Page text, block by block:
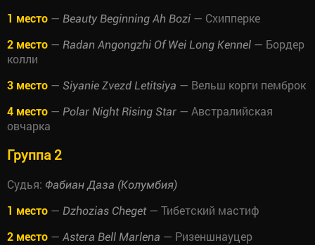
1 место — Beauty Beginning Ah Bozi — Схипперке
2 место — Radan Angongzhi Of Wei Long Kennel — Бордер
колли
3 место — Siyanie Zvezd Letitsiya — Вельш корги пемброк
4 место — Polar Night Rising Star — Австралийская
овчарка
Группа 2
Судья: Фабиан Даза (Колумбия)
1 место — Dzhozias Cheget— Тибетский мастиф
2 место — Astera Bell Marlena — Ризеншнауцер